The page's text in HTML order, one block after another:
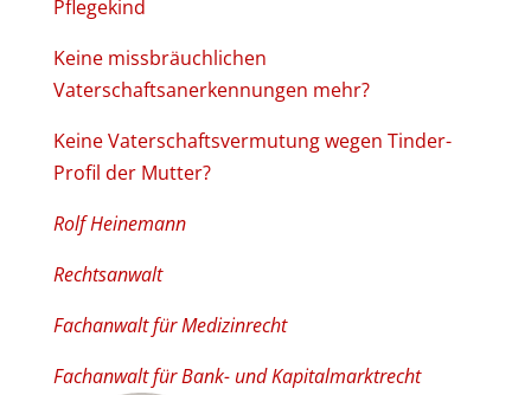
Pflegekind
Keine missbräuchlichen
Vaterschaftsanerkennungen mehr?
Keine Vaterschaftsvermutung wegen Tinder-
Profil der Mutter?
Rolf Heinemann
Rechtsanwalt
Fachanwalt für Medizinrecht
Fachanwalt für Bank- und Kapitalmarktrecht